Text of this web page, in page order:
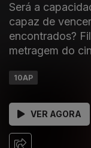
Será a
capaz de
encontrados?
metragem do
10AP
VER AGORA